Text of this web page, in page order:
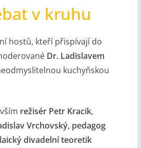
v kruhu
hostů, kteří přispívají do
Dr. Ladislavem
kuchyňskou
režisér Petr Kracik,
Vrchovský, pedagog
laický divadelní teoretik